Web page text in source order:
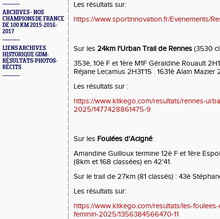
ARCHIVES - NOS
CHAMPIONS DE FRANCE
DE 100 KM 2015-2016-
2017
LIENS ARCHIVES
HISTORIQUE GDM-
RÉSULTATS-PHOTOS-
RÉCITS
Les résultats sur:
https://www.sportinnovation.fr/Evenements/
Sur les 24km l'Urban Trail de Rennes (3530
353è, 10è F et 1ère M1F Géraldine Rouault
Réjane Lecamus 2H31'15 . 1631è Alain Mazier
Les résultats sur :
https://www.klikego.com/resultats/rennes-
2025/1477428861475-9
Sur les Foulées d'Acigné:
Amandine Guilloux termine 12è F et 1ère
(8km et 168 classées) en 42'41.
Sur le trail de 27km (81 classés) : 43è
Les résultats sur:
https://www.klikego.com/resultats/les-
feminin-2025/1356384566470-11